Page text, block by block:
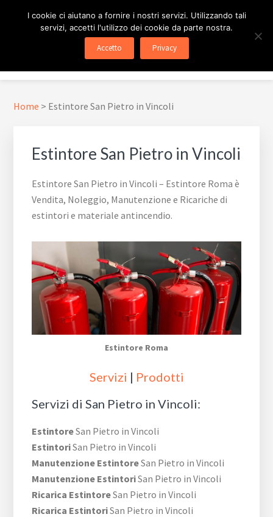
pagina
ESTINTORE ROMA
In Tutta Roma E Provincia
Menu
Home > Estintore San Pietro in Vincoli
Estintore San Pietro in Vincoli
Estintore San Pietro in Vincoli – Estintore Roma è
Vendita, Noleggio, Manutenzione e Ricariche di
estintori e materiale antincendio.
Estintore Roma
Servizi | Prodotti
Servizi di San Pietro in Vincoli:
EstintoreSan Pietro in Vincoli
EstintoriSan Pietro in Vincoli
Manutenzione EstintoreSan Pietro in Vincoli
Manutenzione EstintoriSan Pietro in Vincoli
Ricarica EstintoreSan Pietro in Vincoli
Ricarica EstintoriSan Pietro in Vincoli
I cookie ci aiutano a fornire i nostri servizi. Utilizzando tali
servizi, accetti l'utilizzo dei cookie da parte nostra.
Accetto Privacy